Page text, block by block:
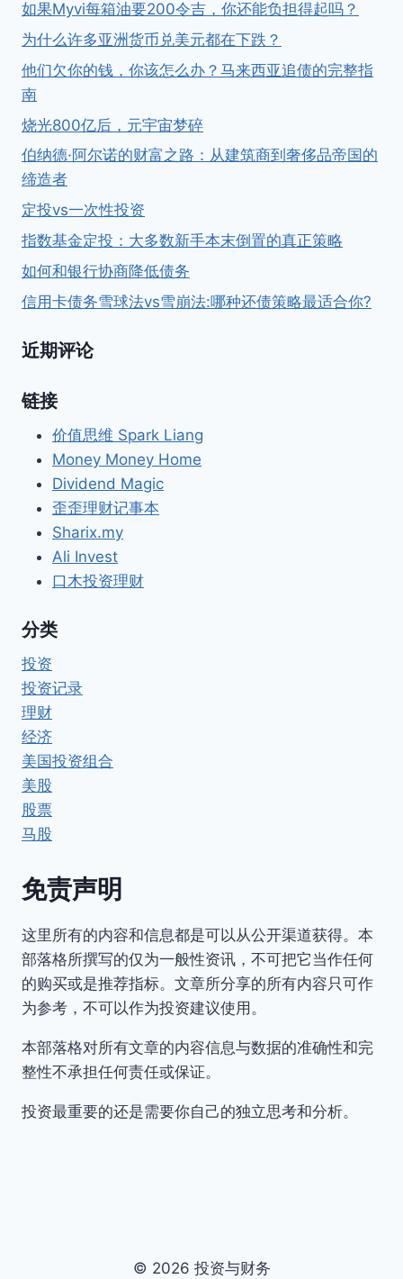
如果Myvi每箱油要200令吉，你还能负担得起吗？
为什么许多亚洲货币兑美元都在下跌？
他们欠你的钱，你该怎么办？马来西亚追债的完整指
南
烧光800亿后，元宇宙梦碎
伯纳德·阿尔诺的财富之路：从建筑商到奢侈品帝国的
缔造者
定投vs一次性投资
指数基金定投：大多数新手本末倒置的真正策略
如何和银行协商降低债务
信用卡债务雪球法vs雪崩法:哪种还债策略最适合你?
近期评论
链接
价值思维 Spark Liang
Money Money Home
Dividend Magic
歪歪理财记事本
Sharix.my
Ali Invest
口木投资理财
分类
投资
投资记录
理财
经济
美国投资组合
美股
股票
马股
免责声明
这里所有的内容和信息都是可以从公开渠道获得。本
部落格所撰写的仅为一般性资讯，不可把它当作任何
的购买或是推荐指标。文章所分享的所有内容只可作
为参考，不可以作为投资建议使用。
本部落格对所有文章的内容信息与数据的准确性和完
整性不承担任何责任或保证。
投资最重要的还是需要你自己的独立思考和分析。
© 2026 投资与财务